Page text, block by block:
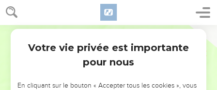
NE MANQUEZ PAS L’ÉVÉNEMENT
Votre vie privée est importante
pour nous
En cliquant sur le bouton « Accepter tous les cookies », vous